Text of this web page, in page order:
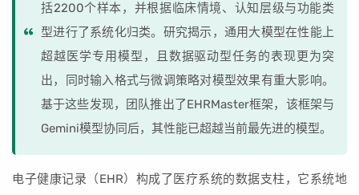
括2200个样本，并根据临床情境、认知层级与功能类
型进行了系统化归类。研究揭示，通用大模型在性能上
超越医学专用模型，且数据驱动型任务的表现更为突
出，同时输入格式与微调策略对模型效果有重大影响。
基于这些发现，团队推出了EHRMaster框架，该框架与
Gemini模型协同后，其性能已超越当前最先进的模型。
电子健康记录（EHR）构成了医疗系统的数据支柱，它系统地